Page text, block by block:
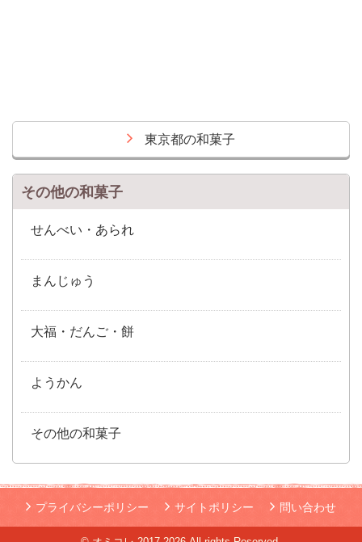
東京都の和菓子
その他の和菓子
せんべい・あられ
まんじゅう
大福・だんご・餅
ようかん
その他の和菓子
プライバシーポリシー サイトポリシー 問い合わせ